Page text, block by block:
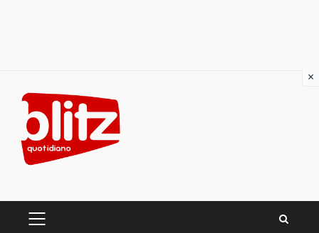
content
PRIMARY
×